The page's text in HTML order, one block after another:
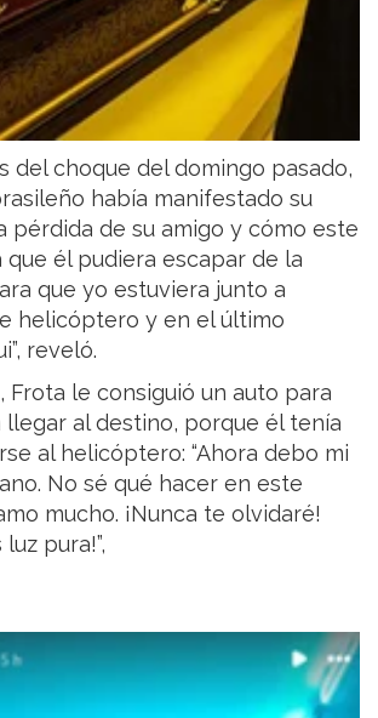
del choque del domingo pasado,
había manifestado su
pérdida de su amigo y cómo este
él pudiera escapar de la
que yo estuviera junto a
helicóptero y en el último
reveló.
Frota le consiguió un auto para
llegar al destino, porque él tenía
al helicóptero: “Ahora debo mi
No sé qué hacer en este
mucho. ¡Nunca te olvidaré!
pura!”,